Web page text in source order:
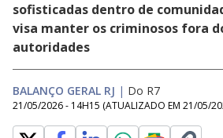
sofisticadas dentro de
visa manter os criminosos fora
autoridades
BALANÇO GERAL RJ | Do R7
21/05/2026 - 14H15 (ATUALIZADO EM 21/05/